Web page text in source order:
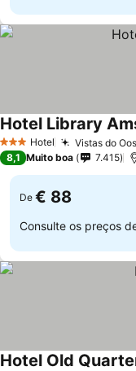
3 EstrelasHotel Vistas do
Hotel Library
8,1 Muito boa 7.415
De € 88
Consulte os preços
Hotel Old